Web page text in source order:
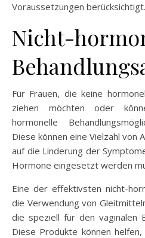
Voraussetzungen berücksichtigt.
Nicht-
Für Frauen, die keine
ziehen möchten oder
hormonelle
Diese können eine Vielzahl von
auf die Linderung der
Hormone eingesetzt werden
Eine der effektivsten nicht-
die Verwendung von
die speziell für den vaginalen
Diese Produkte können